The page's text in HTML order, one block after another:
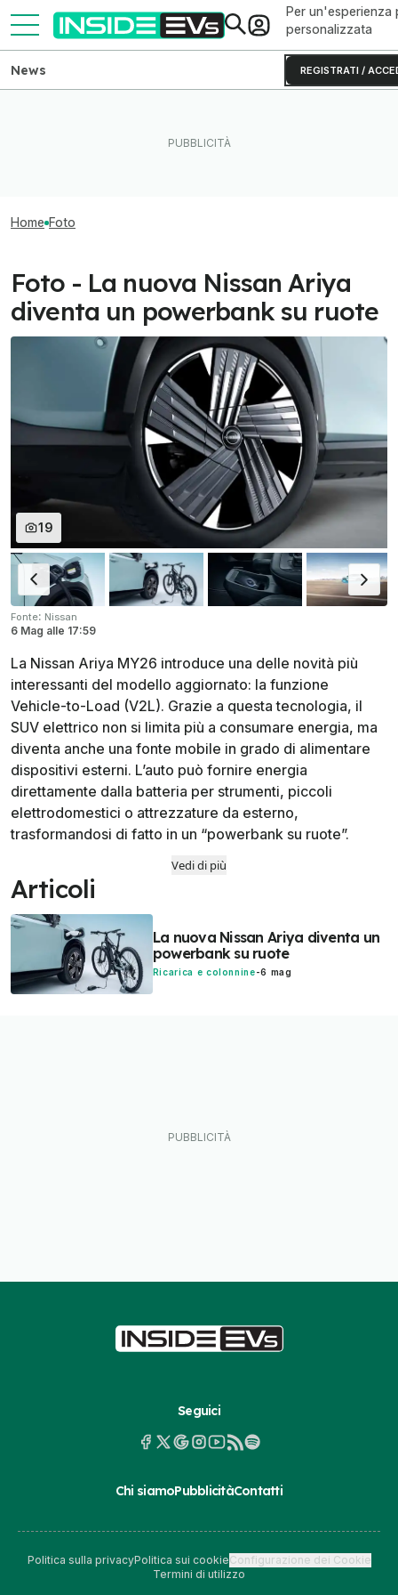
Per un'esperienza
personalizzata
REGISTRATI /
News
Home Foto
Foto - La nuova Nissan Ariya
diventa un powerbank su ruote
19
Fonte: Nissan
6 Mag alle 17:59
La Nissan Ariya MY26 introduce una delle novità più
interessanti del modello aggiornato: la funzione
Vehicle-to-Load (V2L). Grazie a questa tecnologia, il
SUV elettrico non si limita più a consumare energia, ma
diventa anche una fonte mobile in grado di alimentare
dispositivi esterni. L’auto può fornire energia
direttamente dalla batteria per strumenti, piccoli
elettrodomestici o attrezzature da esterno,
trasformandosi di fatto in un “powerbank su ruote”.
Vedi di più
Articoli
La nuova Nissan Ariya diventa un
powerbank su ruote
Ricarica e colonnine-6 mag
Seguici
Chi siamoPubblicitàContatti
Politica sulla privacyPolitica sui cookieConfigurazione dei Cookie
Termini di utilizzo